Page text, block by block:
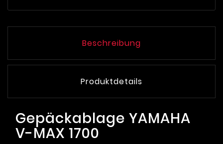
Beschreibung
Produktdetails
Gepäckablage YAMAHA
V-MAX 1700